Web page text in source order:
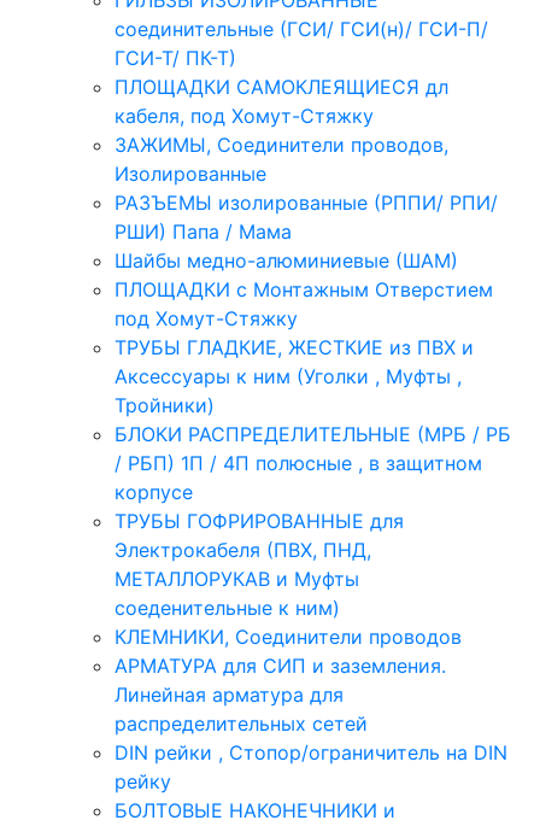
соединительные (ГСИ/ ГСИ(н)/ ГСИ-П/
ГСИ-Т/ ПК-Т)
ПЛОЩАДКИ САМОКЛЕЯЩИЕСЯ дл
кабеля, под Хомут-Стяжку
ЗАЖИМЫ, Соединители проводов,
Изолированные
РАЗЪЕМЫ изолированные (РППИ/ РПИ/
РШИ) Папа / Мама
Шайбы медно-алюминиевые (ШАМ)
ПЛОЩАДКИ с Монтажным Отверстием
под Хомут-Стяжку
ТРУБЫ ГЛАДКИЕ, ЖЕСТКИЕ из ПВХ и
Аксессуары к ним (Уголки , Муфты ,
Тройники)
БЛОКИ РАСПРЕДЕЛИТЕЛЬНЫЕ (МРБ / РБ
/ РБП) 1П / 4П полюсные , в защитном
корпусе
ТРУБЫ ГОФРИРОВАННЫЕ для
Электрокабеля (ПВХ, ПНД,
МЕТАЛЛОРУКАВ и Муфты
соеденительные к ним)
КЛЕМНИКИ, Соединители проводов
АРМАТУРА для СИП и заземления.
Линейная арматура для
распределительных сетей
DIN рейки , Стопор/ограничитель на DIN
рейку
БОЛТОВЫЕ НАКОНЕЧНИКИ и